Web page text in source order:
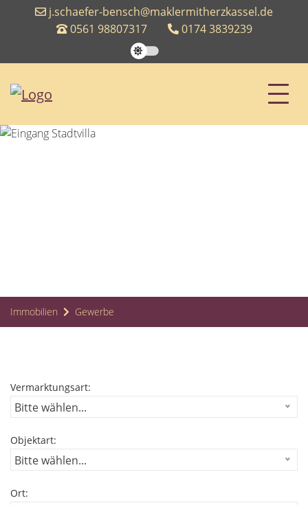
j.schaefer-bensch@maklermitherzkassel.de
0561 98807317
0174 3839239
Immobilien Gewerbe
Vermarktungsart:
Bitte wählen...
Objektart:
Bitte wählen...
Ort: